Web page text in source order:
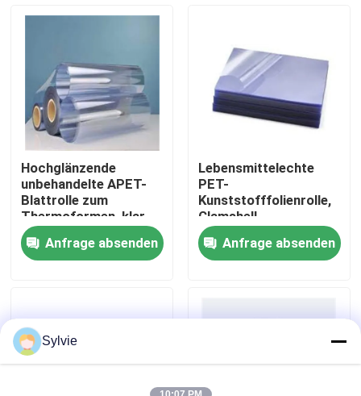
Fabrik-Ausflug
Qualitätskontrolle
Treten Sie mit uns in Verbindung
Nachrichten
PET-Folie
Hochglänzende
unbehandelte APET-
Blattrolle zum
Thermoformen, klar,
transparent
Anfrage absenden
Lebensmittelechte
PET-
Kunststofffolienrolle,
Clamshell-
Verpackung,
Kuchenform, 2 mm
Anfrage absenden
Sylvie